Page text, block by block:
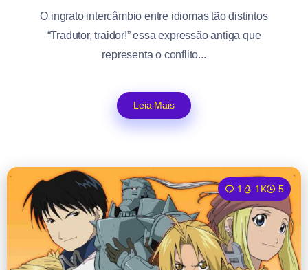
O ingrato intercâmbio entre idiomas tão distintos
“Tradutor, traidor!” essa expressão antiga que
representa o conflito...
Leia Mais
1 1K 5